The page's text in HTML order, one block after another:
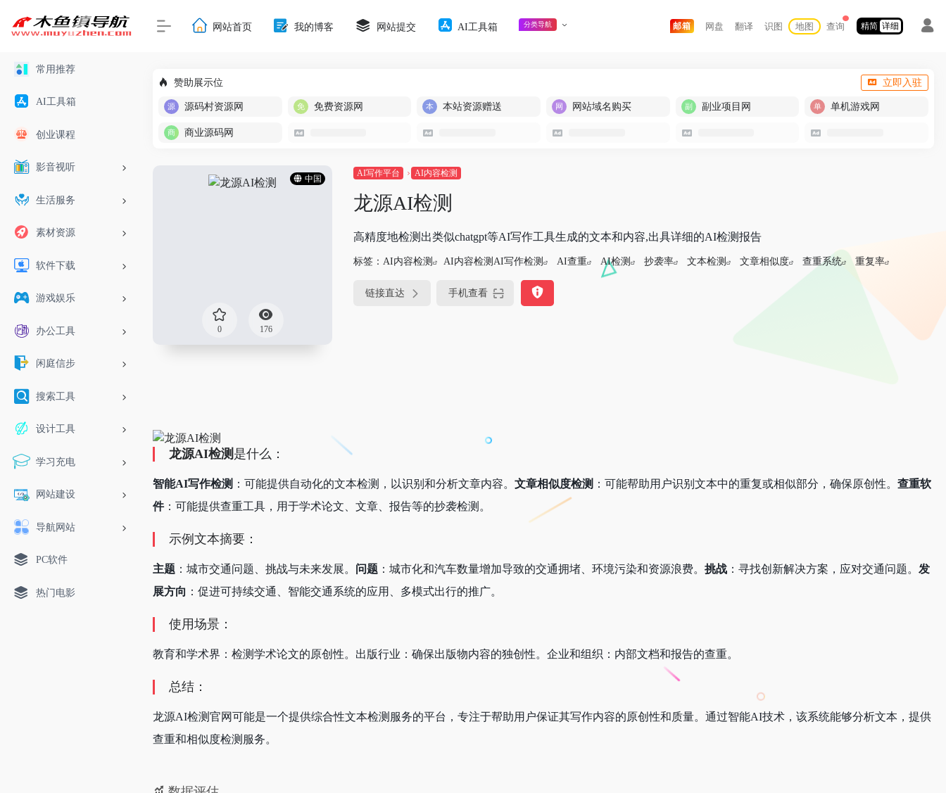
常用推荐
AI工具箱
创业课程
影音视听
生活服务
素材资源
软件下载
游戏娱乐
办公工具
闲庭信步
搜索工具
设计工具
学习充电
网站建设
导航网站
PC软件
热门电影
网站首页 我的博客 网站提交 AI工具箱 分类导航 邮箱 网盘 翻译 识图 地图 查询 精简 详细
赞助展示位 立即入驻
源码村资源网 免费资源网 本站资源赠送 网站域名购买 副业项目网 单机游戏网
商业源码网
中国
0 176
AI写作平台 AI内容检测
龙源AI检测
高精度地检测出类似chatgpt等AI写作工具生成的文本和内容,出具详细的AI检测报告
标签： AI内容检测 AI内容检测AI写作检测 AI查重 AI检测 抄袭率 文本检测 文章相似度 查重系统 重复率
链接直达 手机查看
龙源AI检测 是什么：
智能AI写作检测 ：可能提供自动化的文本检测，以识别和分析文章内容。 文章相似度检测 ：可能帮助用户识别文本中的重复或相似部分，确保原创性。 查重软
件：可能提供查重工具，用于学术论文、文章、报告等的抄袭检测。
示例文本摘要：
主题 ：城市交通问题、挑战与未来发展。 问题 ：城市化和汽车数量增加导致的交通拥堵、环境污染和资源浪费。 挑战 ：寻找创新解决方案，应对交通问题。 发
展方向 ：促进可持续交通、智能交通系统的应用、多模式出行的推广。
使用场景：
教育和学术界：检测学术论文的原创性。出版行业：确保出版物内容的独创性。企业和组织：内部文档和报告的查重。
总结：
龙源AI检测官网可能是一个提供综合性文本检测服务的平台，专注于帮助用户保证其写作内容的原创性和质量。通过智能AI技术，该系统能够分析文本，提供
查重和相似度检测服务。